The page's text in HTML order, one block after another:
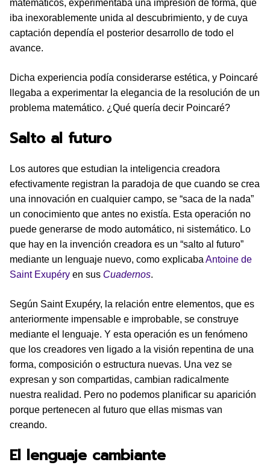
matemáticos, experimentaba una impresión de forma, que
iba inexorablemente unida al descubrimiento, y de cuya
captación dependía el posterior desarrollo de todo el
avance.
Dicha experiencia podía considerarse estética, y Poincaré
llegaba a experimentar la elegancia de la resolución de un
problema matemático. ¿Qué quería decir Poincaré?
Salto al futuro
Los autores que estudian la inteligencia creadora
efectivamente registran la paradoja de que cuando se crea
una innovación en cualquier campo, se “saca de la nada”
un conocimiento que antes no existía. Esta operación no
puede generarse de modo automático, ni sistemático. Lo
que hay en la invención creadora es un “salto al futuro”
mediante un lenguaje nuevo, como explicaba Antoine de
Saint Exupéry en sus Cuadernos.
Según Saint Exupéry, la relación entre elementos, que es
anteriormente impensable e improbable, se construye
mediante el lenguaje. Y esta operación es un fenómeno
que los creadores ven ligado a la visión repentina de una
forma, composición o estructura nuevas. Una vez se
expresan y son compartidas, cambian radicalmente
nuestra realidad. Pero no podemos planificar su aparición
porque pertenecen al futuro que ellas mismas van
creando.
El lenguaje cambiante